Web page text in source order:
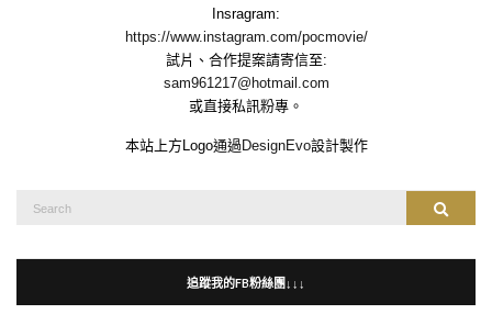
Insragram:
https://www.instagram.com/pocmovie/
試片、合作提案請寄信至:
sam961217@hotmail.com
或直接私訊粉專。
本站上方Logo通過DesignEvo設計製作
Search
追蹤我的FB粉絲團↓↓↓